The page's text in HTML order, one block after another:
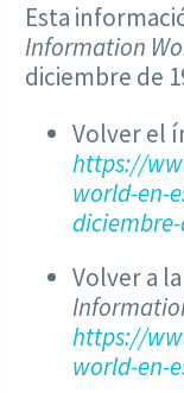
Esta
Information
diciembre de
Volver el
https://
world-en-
Volver a
https://
world-en-